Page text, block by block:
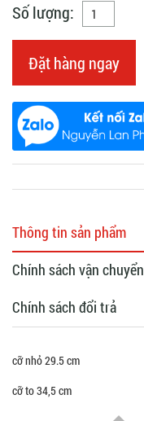
Số lượng:
Đặt hàng ngay
Thông tin sản phẩm
Chính sách vận chuyển
Chính sách đổi trả
cỡ nhỏ 29.5 cm
cỡ to 34,5 cm